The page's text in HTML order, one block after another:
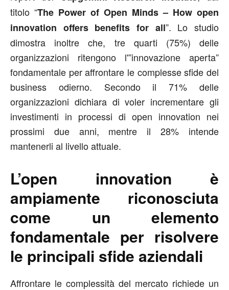
titolo “The Power of Open Minds – How open
innovation offers benefits for all”. Lo studio
dimostra inoltre che, tre quarti (75%) delle
organizzazioni ritengono l'”innovazione aperta”
fondamentale per affrontare le complesse sfide del
business odierno. Secondo il 71% delle
organizzazioni dichiara di voler incrementare gli
investimenti in processi di open innovation nei
prossimi due anni, mentre il 28% intende
mantenerli al livello attuale.
L’open innovation è
ampiamente riconosciuta
come un elemento
fondamentale per risolvere
le principali sfide aziendali
Affrontare le complessità del mercato richiede un